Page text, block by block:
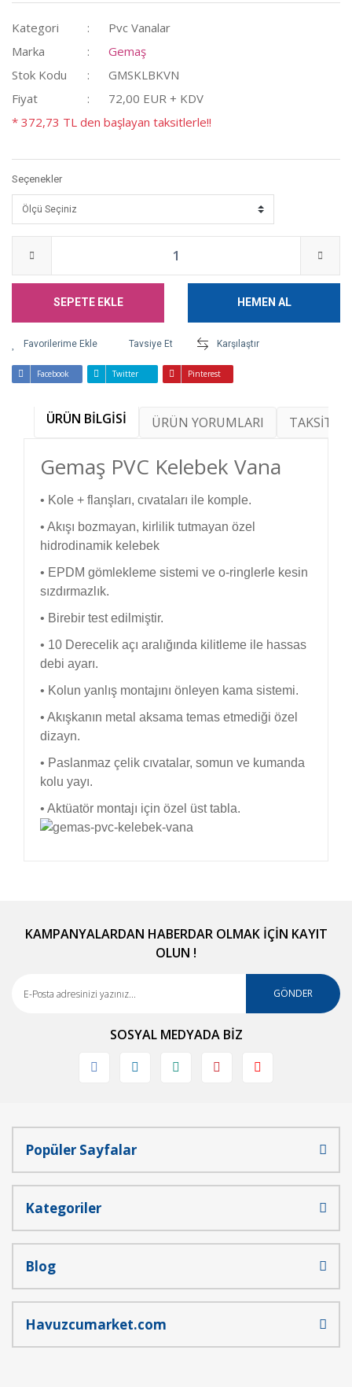
Kategori
Pvc Vanalar
Marka
Gemaş
Stok Kodu
GMSKLBKVN
Fiyat
72,00 EUR + KDV
* 372,73 TL den başlayan taksitlerle!!
Seçenekler
SEPETE EKLE HEMEN AL
Tavsiye Et Karşılaştır
Facebook Twitter Pinterest
ÜRÜN BİLGİSİ ÜRÜN YORUMLARI TAKSİT
Gemaş PVC Kelebek Vana
• Kole + flanşları, cıvataları ile komple.
• Akışı bozmayan, kirlilik tutmayan özel
hidrodinamik kelebek
• EPDM gömlekleme sistemi ve o-ringlerle kesin
sızdırmazlık.
• Birebir test edilmiştir.
• 10 Derecelik açı aralığında kilitleme ile hassas
debi ayarı.
• Kolun yanlış montajını önleyen kama sistemi.
• Akışkanın metal aksama temas etmediği özel
dizayn.
• Paslanmaz çelik cıvatalar, somun ve kumanda
kolu yayı.
• Aktüatör montajı için özel üst tabla.
Yorum Yaz
Görüş ve önerileriniz için teşekkür ederiz.
Ürün resmi kalitesiz, bozuk veya görüntülenemiyor.
Ürün açıklamasında eksik bilgiler bulunuyor.
Ürün fiyatı diğer sitelerden daha pahalı.
Bu ürüne benzer farklı alternatifler olmalı.
KAMPANYALARDAN HABERDAR OLMAK İÇİN KAYIT
OLUN !
GÖNDER
SOSYAL MEDYADA BİZ
Popüler Sayfalar
Kategoriler
Blog
Havuzcumarket.com